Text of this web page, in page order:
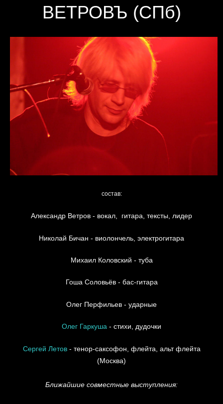
ВЕТРОВЪ (СПб)
состав:
Александр Ветров - вокал, гитара, тексты, лидер
Николай Бичан - виолончель, электрогитара
Михаил Коловский - туба
Гоша Соловьёв - бас-гитара
Олег Перфильев - ударные
Олег Гаркуша - стихи, дудочки
Сергей Летов- тенор-саксофон, флейта, альт флейта
(Москва)
Ближайшие совместные выступления: